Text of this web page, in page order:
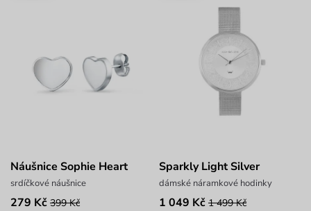
Náušnice Sophie Heart
srdíčkové náušnice
279 Kč 399 Kč
Sparkly Light Silver
dámské náramkové hodinky
1 049 Kč 1 499 Kč